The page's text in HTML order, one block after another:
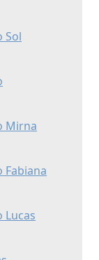
Sol
Mirna
Fabiana
Lucas